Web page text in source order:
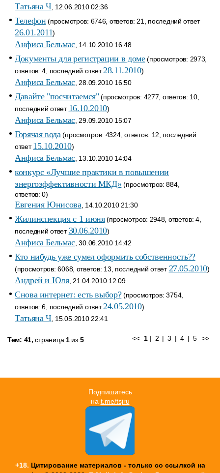
Татьяна Ч , 12.06.2010 02:36
Телефон (просмотров: 6746, ответов: 21, последний ответ
26.01.2011)
Анфиса Бельмас, 14.10.2010 16:48
Документы для регистрации в доме(просмотров: 2973,
ответов: 4, последний ответ28.11.2010)
Анфиса Бельмас, 28.09.2010 16:50
Давайте "посчитаемся" (просмотров: 4277, ответов: 10,
последний ответ 16.10.2010)
Анфиса Бельмас, 29.09.2010 15:07
Горячая вода (просмотров: 4324, ответов: 12, последний
ответ15.10.2010)
Анфиса Бельмас, 13.10.2010 14:04
конкурс «Лучшие практики в повышении
энергоэффективности МКД» (просмотров: 884,
ответов: 0)
Евгения Юнисова , 14.10.2010 21:30
Жилинспекция с 1 июня(просмотров: 2948, ответов: 4,
последний ответ30.06.2010)
Анфиса Бельмас, 30.06.2010 14:42
Кто нибудь уже сумел оформить собственность??
(просмотров: 6068, ответов: 13, последний ответ27.05.2010)
Андрей и Юля, 21.04.2010 12:09
Снова интернет: есть выбор?(просмотров: 3754,
ответов: 6, последний ответ24.05.2010)
Татьяна Ч , 15.05.2010 22:41
Тем: 41, страница 1из 5 << 1| 2 | 3 | 4 | 5 >>
Подпишитесь
на t.me/tsjru
+18. Цитирование материалов - только со ссылкой на